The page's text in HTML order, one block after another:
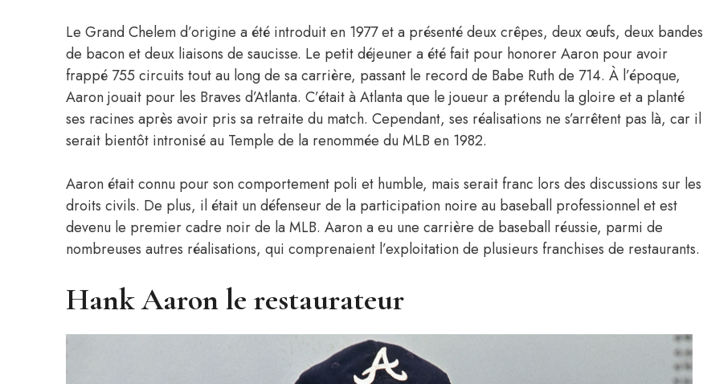
Le Grand Chelem d’origine a été introduit en 1977 et a présenté deux crêpes, deux œufs, deux bandes
de bacon et deux liaisons de saucisse. Le petit déjeuner a été fait pour honorer Aaron pour avoir
frappé 755 circuits tout au long de sa carrière, passant le record de Babe Ruth de 714. À l’époque,
Aaron jouait pour les Braves d’Atlanta. C’était à Atlanta que le joueur a prétendu la gloire et a planté
ses racines après avoir pris sa retraite du match. Cependant, ses réalisations ne s’arrêtent pas là, car il
serait bientôt intronisé au Temple de la renommée du MLB en 1982.
Aaron était connu pour son comportement poli et humble, mais serait franc lors des discussions sur les
droits civils. De plus, il était un défenseur de la participation noire au baseball professionnel et est
devenu le premier cadre noir de la MLB. Aaron a eu une carrière de baseball réussie, parmi de
nombreuses autres réalisations, qui comprenaient l’exploitation de plusieurs franchises de restaurants.
Hank Aaron le restaurateur